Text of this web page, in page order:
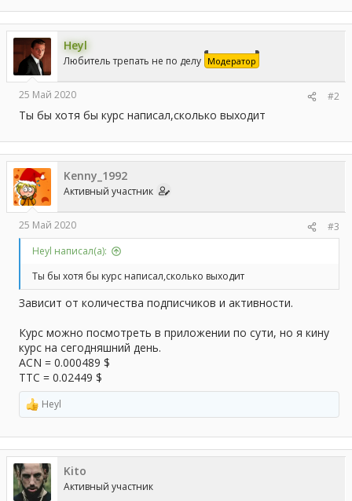
Heyl
Любитель трепать не по делу Модератор
25 Май 2020 #2
Ты бы хотя бы курс написал,сколько выходит
Kenny_1992
Активный участник
25 Май 2020
#3
Heyl написал(а):
Ты бы хотя бы курс написал,сколько выходит
Зависит от количества подписчиков и активности.
Курс можно посмотреть в приложении по сути, но я кину
курс на сегодняшний день.
ACN = 0.000489 $
TTC = 0.02449 $
Р
е
а
к
ц
и
и
:
Heyl
Kito
Активный участник